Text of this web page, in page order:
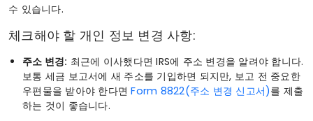
수 있습니다.
체크해야 할 개인 정보 변경 사항:
주소 변경: 최근에 이사했다면 IRS에 주소 변경을 알려야 합니다.
보통 세금 보고서에 새 주소를 기입하면 되지만, 보고 전 중요한
우편물을 받아야 한다면Form 8822(주소 변경 신고서)를 제출
하는 것이 좋습니다.